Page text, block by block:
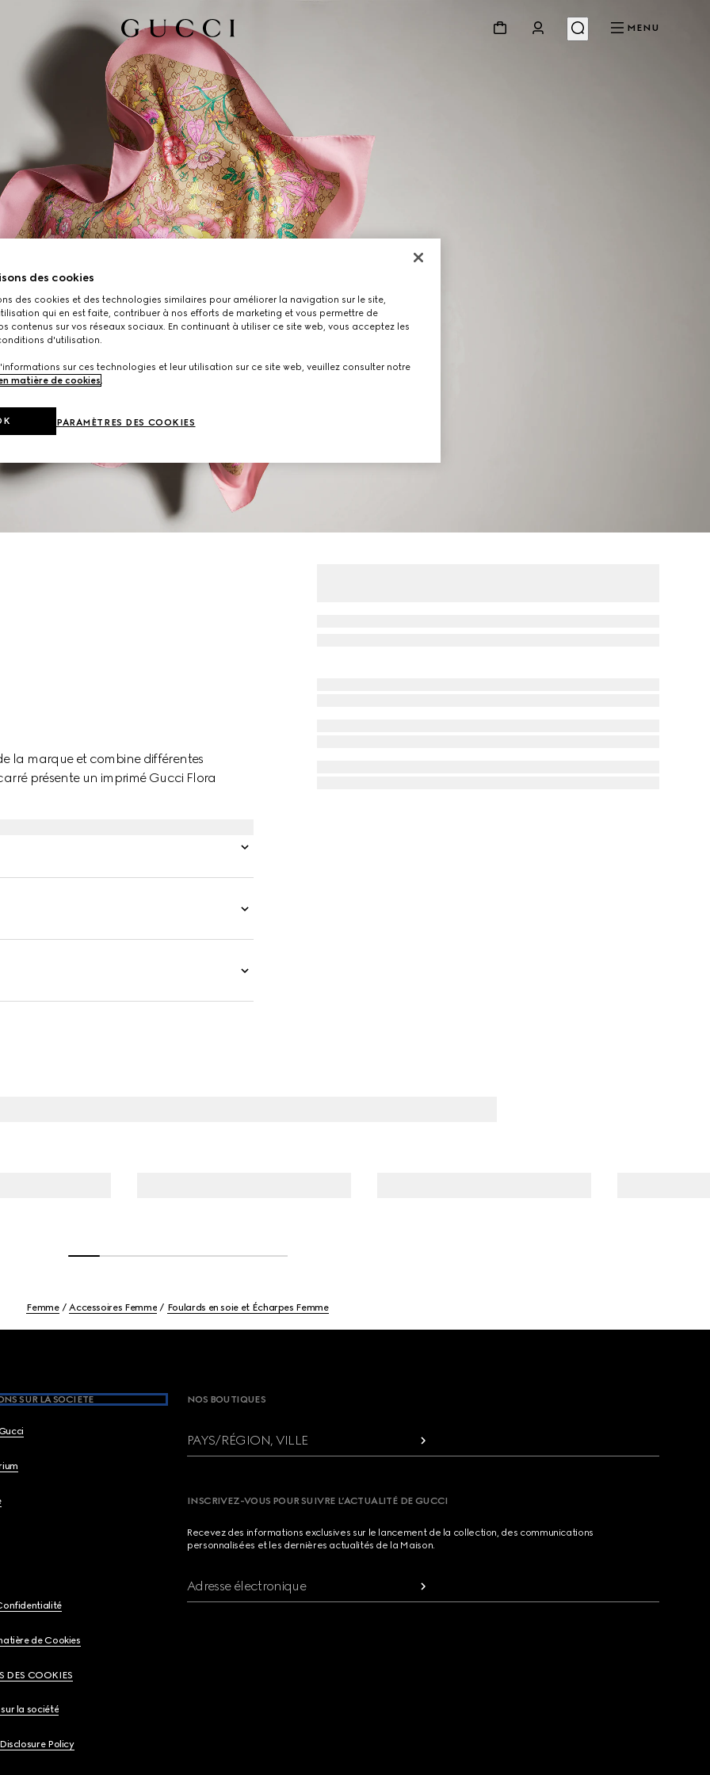
MENU
la marque et combine différentes
présente un imprimé Gucci Flora
Femme Accessoires Femme Foulards en soie et Écharpes Femme
SUR LA SOCIETE
de Cookies
DES COOKIES
la société
Policy
NOS BOUTIQUES
PAYS/RÉGION, VILLE
INSCRIVEZ-VOUS POUR SUIVRE L’ACTUALITÉ DE GUCCI
Recevez des informations exclusives sur le lancement de la collection, des communications
personnalisées et les dernières actualités de la Maison.
Adresse électronique
des cookies
des cookies et des technologies similaires pour améliorer la navigation sur le site,
qui en est faite, contribuer à nos efforts de marketing et vous permettre de
contenus sur vos réseaux sociaux. En continuant à utiliser ce site web, vous acceptez les
d'utilisation.
sur ces technologies et leur utilisation sur ce site web, veuillez consulter notre
matière de cookies.
PARAMÈTRES DES COOKIES